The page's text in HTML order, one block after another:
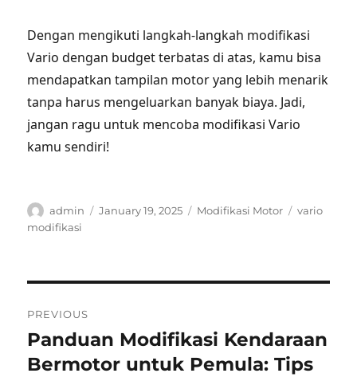
Dengan mengikuti langkah-langkah modifikasi
Vario dengan budget terbatas di atas, kamu bisa
mendapatkan tampilan motor yang lebih menarik
tanpa harus mengeluarkan banyak biaya. Jadi,
jangan ragu untuk mencoba modifikasi Vario
kamu sendiri!
Author
admin
Posted
January 19, 2025 Categories
Modifikasi Motor Tags
vario
modifikasi
navigation
PREVIOUS
Previous
post:
Panduan Modifikasi Kendaraan
Bermotor untuk Pemula: Tips